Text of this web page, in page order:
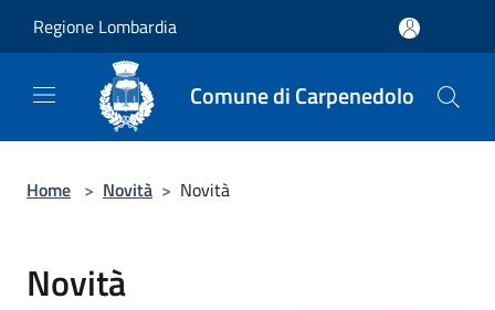
Regione Lombardia
Comune di Carpenedolo
Home > Novità > Novità
Novità